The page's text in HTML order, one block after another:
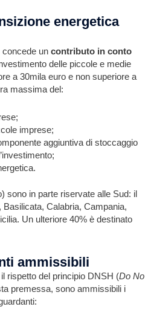
energetica
concede un contributo in conto
delle piccole e medie
a 30mila euro e non superiore a
massima del:
imprese;
aggiuntiva di stoccaggio
sono in parte riservate alle Sud: il
Calabria, Campania,
Un ulteriore 40% è destinato
ammissibili
rispetto del principio DNSH (Do No
premessa, sono ammissibili i